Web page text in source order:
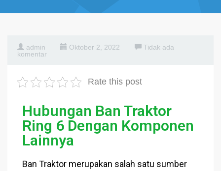
admin Oktober 2, 2022
Tidak ada
komentar
Rate this post
Hubungan Ban Traktor
Ring 6 Dengan Komponen
Lainnya
Ban Traktor merupakan salah satu sumber